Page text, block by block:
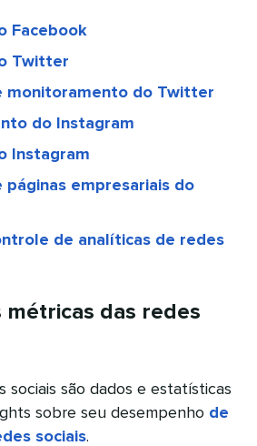
Facebook
Twitter
monitoramento do Twitter
do Instagram
Instagram
páginas empresariais do
de analíticas de redes
métricas das redes
sociais são dados e estatísticas
sobre seu desempenho de
sociais.